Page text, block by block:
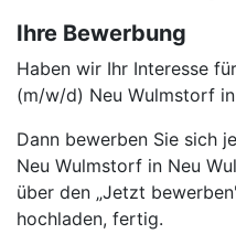
Ihre Bewerbung
Haben wir Ihr Interesse
(m/w/d) Neu Wulmstorf
Dann bewerben Sie sich
Neu Wulmstorf in Neu
über den „Jetzt
hochladen, fertig.